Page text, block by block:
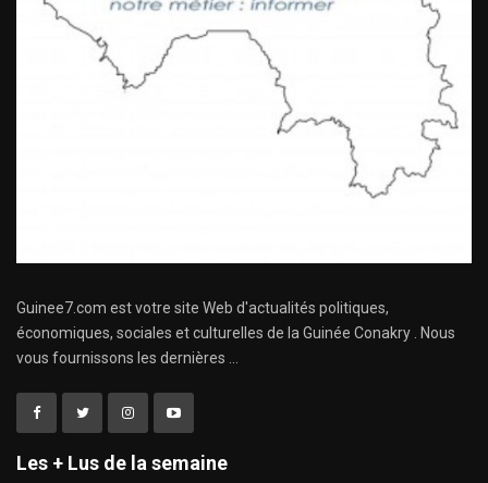
Guinee7.com est votre site Web d'actualités politiques,
économiques, sociales et culturelles de la Guinée Conakry . Nous
vous fournissons les dernières ...
Les + Lus de la semaine